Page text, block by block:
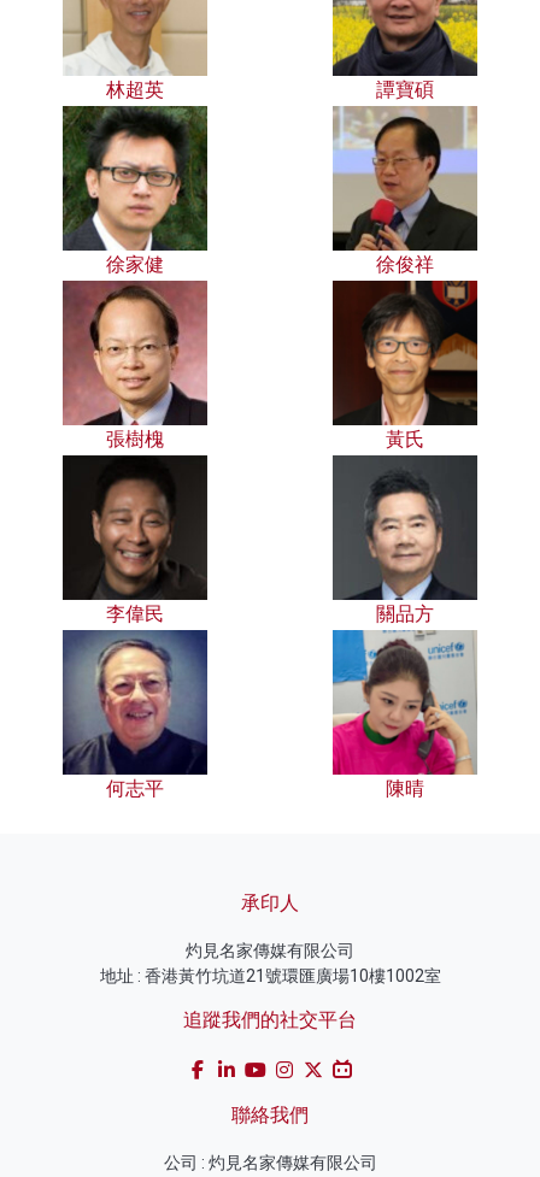
林超英 譚寶碩
徐家健 徐俊祥
張樹槐 黃氏
李偉民 關品方
何志平 陳晴
承印人
灼見名家傳媒有限公司
地址 : 香港黃竹坑道21號環匯廣場10樓1002室
追蹤我們的社交平台
聯絡我們
公司 : 灼見名家傳媒有限公司